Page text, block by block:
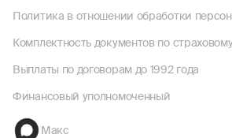
Политика в отношении обработки
Комплектность документов по
Выплаты по договорам до 1992 года
Финансовый уполномоченный
Макс